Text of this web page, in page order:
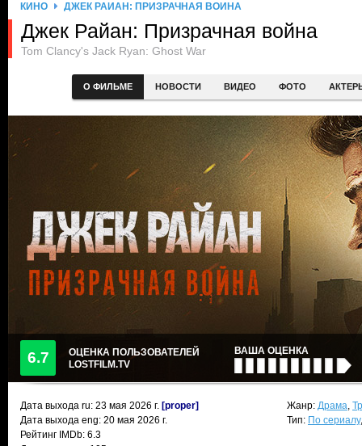
КИНО ДЖЕК РАЙАН: ПРИЗРАЧНАЯ ВОЙНА
Джек Райан: Призрачная война
Tom Clancy's Jack Ryan: Ghost War
О ФИЛЬМЕ НОВОСТИ ВИДЕО ФОТО
6.7
ОЦЕНКА ПОЛЬЗОВАТЕЛЕЙ
LOSTFILM.TV
ВАША ОЦЕНКА
Дата выхода ru: 23 мая 2026 г. [proper]
Дата выхода eng: 20 мая 2026 г.
Рейтинг IMDb: 6.3
Жанр: Драма,
Тип: По сериалу